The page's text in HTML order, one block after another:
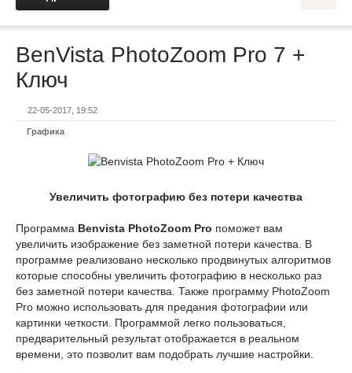
BenVista PhotoZoom Pro 7 +
Ключ
22-05-2017, 19:52
Графика
Увеличить фотографию без потери качества
Программа Benvista PhotoZoom Pro поможет вам
увеличить изображение без заметной потери качества. В
программе реализовано несколько продвинутых алгоритмов
которые способны увеличить фотографию в несколько раз
без заметной потери качества. Также программу PhotoZoom
Pro можно использовать для предания фотографии или
картинки четкости. Программой легко пользоваться,
предварительный результат отображается в реальном
времени, это позволит вам подобрать лучшие настройки.